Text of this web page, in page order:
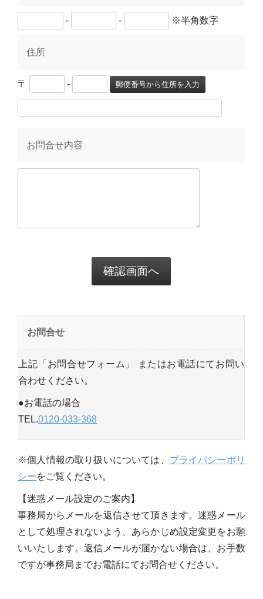
- - ※半角数字
住所
〒 - 郵便番号から住所を入力
お問合せ内容
お問合せ
上記「お問合せフォーム」 またはお電話にてお問い
合わせください。
●お電話の場合
TEL.0120-033-368
※個人情報の取り扱いについては、 プライバシーポリ
シーをご覧ください。
【迷惑メール設定のご案内】
事務局からメールを返信させて頂きます。迷惑メール
として処理されないよう、あらかじめ設定変更をお願
いいたします。返信メールが届かない場合は、お手数
ですが事務局までお電話にてお問合せください。